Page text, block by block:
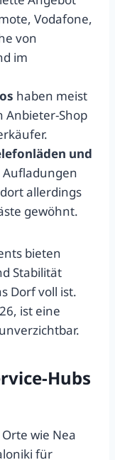
Vodafone,
von
im
haben meist
Anbieter-Shop
und
Aufladungen
allerdings
gewöhnt.
bieten
Stabilität
Dorf voll ist.
ist eine
Hubs
wie Nea
für